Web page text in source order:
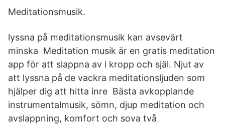
Meditationsmusik.
lyssna på meditationsmusik kan avsevärt
minska Meditation musik är en gratis meditation
app för att slappna av i kropp och själ. Njut av
att lyssna på de vackra meditationsljuden som
hjälper dig att hitta inre Bästa avkopplande
instrumentalmusik, sömn, djup meditation och
avslappning, komfort och sova två